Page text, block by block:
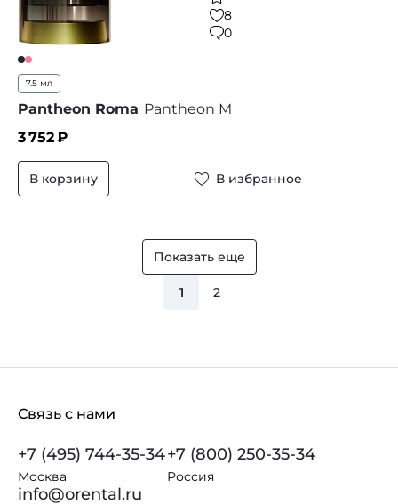
8
0
7.5 мл
Pantheon Roma Pantheon M
3 752₽
В корзину В избранное
Показать еще
1 2
Связь с нами
+7 (495) 744-35-34
Москва
+7 (800) 250-35-34
Россия
info@orental.ru